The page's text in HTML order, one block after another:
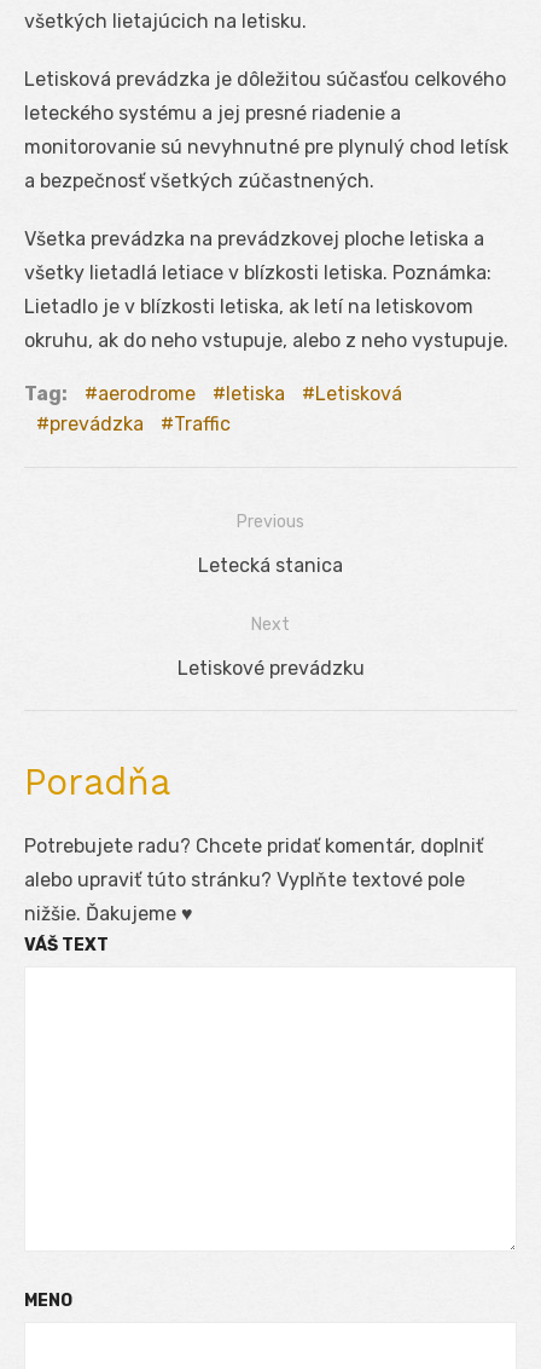
všetkých lietajúcich na letisku.
Letisková prevádzka je dôležitou súčasťou celkového
leteckého systému a jej presné riadenie a
monitorovanie sú nevyhnutné pre plynulý chod letísk
a bezpečnosť všetkých zúčastnených.
Všetka prevádzka na prevádzkovej ploche letiska a
všetky lietadlá letiace v blízkosti letiska. Poznámka:
Lietadlo je v blízkosti letiska, ak letí na letiskovom
okruhu, ak do neho vstupuje, alebo z neho vystupuje.
Tag: aerodrome letiska
Letisková
prevádzka
Traffic
Previous
Previous
Letecká stanica
Next
Next
Letiskové prevádzku
Poradňa
Potrebujete radu? Chcete pridať komentár, doplniť
alebo upraviť túto stránku? Vyplňte textové pole
nižšie. Ďakujeme ♥
VÁŠ TEXT
MENO